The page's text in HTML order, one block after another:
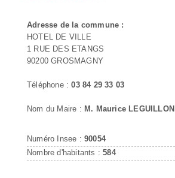
Adresse de la commune :
HOTEL DE VILLE
1 RUE DES ETANGS
90200 GROSMAGNY
Téléphone :03 84 29 33 03
Nom du Maire : M. Maurice LEGUILLON
Numéro Insee : 90054
Nombre d'habitants :584